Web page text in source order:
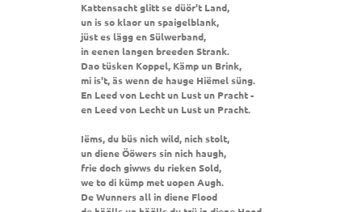
Kattensacht glitt se düör't Land,
un is so klaor un spaigelblank,
jüst es lägg en Sülwerband,
in eenen langen breeden Strank.
Dao tüsken Koppel, Kämp un Brink,
mi is't, äs wenn de hauge Hiëmel süng.
En Leed von Lecht un Lust un Pracht -
en Leed von Lecht un Lust un Pracht.
Iëms, du büs nich wild, nich stolt,
un diene Ööwers sin nich haugh,
frie doch giwws du rieken Sold,
we to di kümp met uopen Augh.
De Wunners all in diene Flood